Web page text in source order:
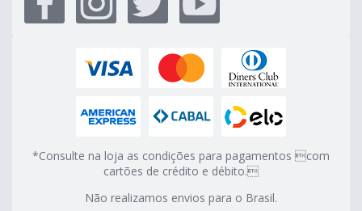
*Consulte na loja as condições para pagamentos com
cartões de crédito e débito.
Não realizamos envios para o Brasil.